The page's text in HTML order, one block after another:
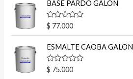
0
d
5
o
a
d
o
e
n
0
d
e
5
BASE PARDO GALON
V
a
o
a
d
o
$ 77.000
ESMALTE CAOBA GALON
V
a
$ 75.000